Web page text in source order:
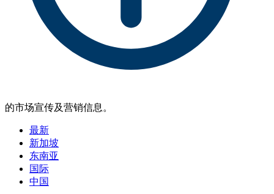
的市场宣传及营销信息。
最新
新加坡
东南亚
国际
中国